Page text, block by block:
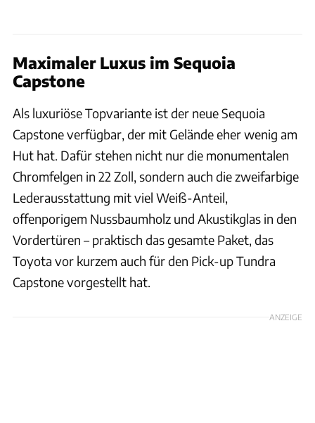
Maximaler Luxus im Sequoia
Capstone
Als luxuriöse Topvariante ist der neue Sequoia
Capstone verfügbar, der mit Gelände eher wenig am
Hut hat. Dafür stehen nicht nur die monumentalen
Chromfelgen in 22 Zoll, sondern auch die zweifarbige
Lederausstattung mit viel Weiß-Anteil,
offenporigem Nussbaumholz und Akustikglas in den
Vordertüren – praktisch das gesamte Paket, das
Toyota vor kurzem auch für den Pick-up Tundra
Capstone vorgestellt hat.
ANZEIGE